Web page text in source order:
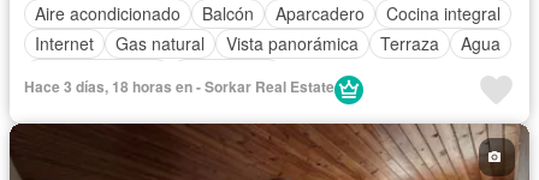
Aire acondicionado
Balcón Aparcadero
Cocina integral
Internet
Gas natural Vista panorámica Terraza
Agua
Acceso para personas con discapacidad
Gimnasio Ascensor Seguridad privada
Hace 3 días, 18 horas en - Sorkar Real Estate